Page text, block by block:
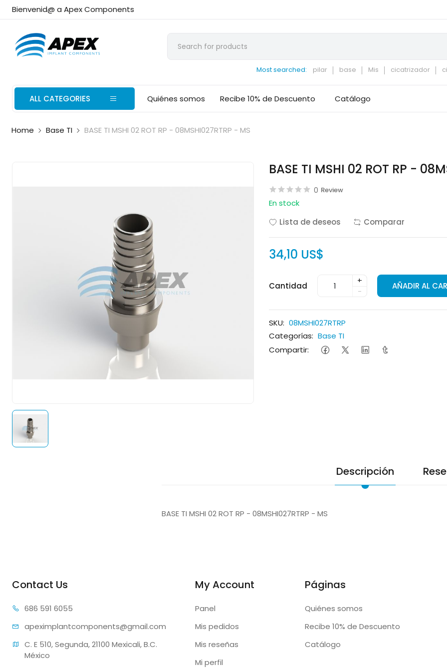
Bienvenid@ a Apex Components
Most searched: pilar base Mis cicatrizador
ALL CATEGORIES Quiénes somos Recibe 10% de Descuento Catálogo
Home Base TI BASE TI MSHI 02 ROT RP - 08MSHI027RTRP - MS
BASE TI MSHI 02 ROT RP -
0 Review
En stock
Lista de deseos
Comparar
34,10 US$
Cantidad
+
-
AÑADIR AL
SKU: 08MSHI027RTRP
Categorías: Base TI
Compartir:
Descripción
BASE TI MSHI 02 ROT RP - 08MSHI027RTRP - MS
Contact Us
686 591 6055
apeximplantcomponents@gmail.com
C. E 510, Segunda, 21100 Mexicali, B.C.
México
My Account
Panel
Mis pedidos
Mis reseñas
Mi perfil
Páginas
Quiénes somos
Recibe 10% de Descuento
Catálogo